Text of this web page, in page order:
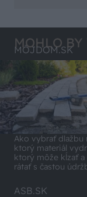
MOHLO
MÔJDOM.SK
Ako vybrať dlažbu
ktorý materiál
ktorý môže kĺzať
rátať s častou
ASB.SK